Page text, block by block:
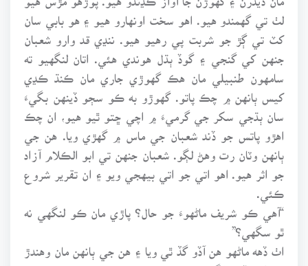
لٺ تي گهمندو هيو. اهو سخت اونهارو هيو ۽ هو بابي سان
کٽ تي ڳڙ جو شربت پي رهيو هيو. ننڍي قد وارو شعبان
جنهن کي گنجي ۽ گوڏ ٻڌل هوندي هئي. اتان لنگهيو ته
سامهون طنبيلي مان هڪ گهوڙي جاري مان ڪنڌ ڪڍي
کيس ٻانهن ۾ چڪ پاتو. گهوڙو به ڪو سڄو ڏينهن بگيءَ
سان ٻڌجي سکر جي گرميءَ ۾ اچي ڇتو ٿيو هيو، ان چڪ
اهڙو پاتس جو ڏند شعبان جي ماس ۾ گهڙي ويا. هن جي
ٻانهن وٽان رت وهڻ لڳو. شعبان جنهن تي ابو الڪلام آزاد
جو اثر هيو. اهو اتي جو اتي بيهجي ويو ۽ ان تقرير شروع
“آهي ڪو شريف ماڻهوءَ جو حال؟ پاڙي مان ڪو لنگهي نه
ٿو سگهي؟”
اٺ ڏهه ماڻهو هن آڏو گڏ ٿي ويا ۽ هن جي ٻانهن مان وهندڙ